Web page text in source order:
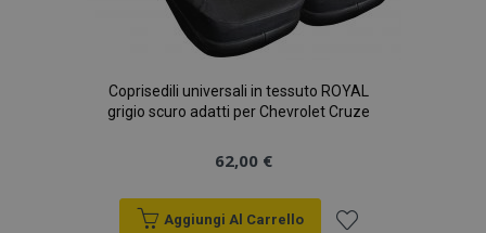
Coprisedili universali in tessuto ROYAL
grigio scuro adatti per Chevrolet Cruze
62,00 €
Aggiungi Al Carrello